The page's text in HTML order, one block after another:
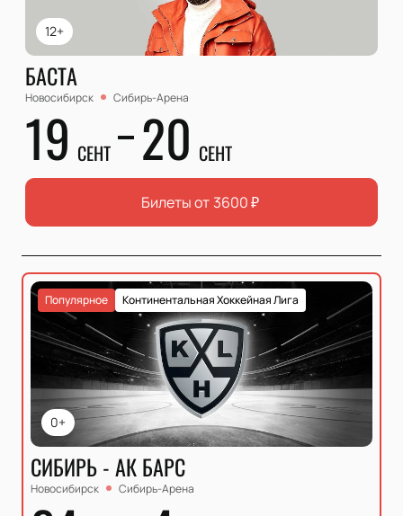
12+
БАСТА
Новосибирск Сибирь-Арена
19 СЕНТ 20 СЕНТ
Билеты от 3600₽
0+
Континентальная Хоккейная Лига
Популярное
СИБИРЬ - АК БАРС
Новосибирск Сибирь-Арена